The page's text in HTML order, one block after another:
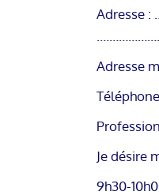
Adresse
Adresse
Je désire
9h30-